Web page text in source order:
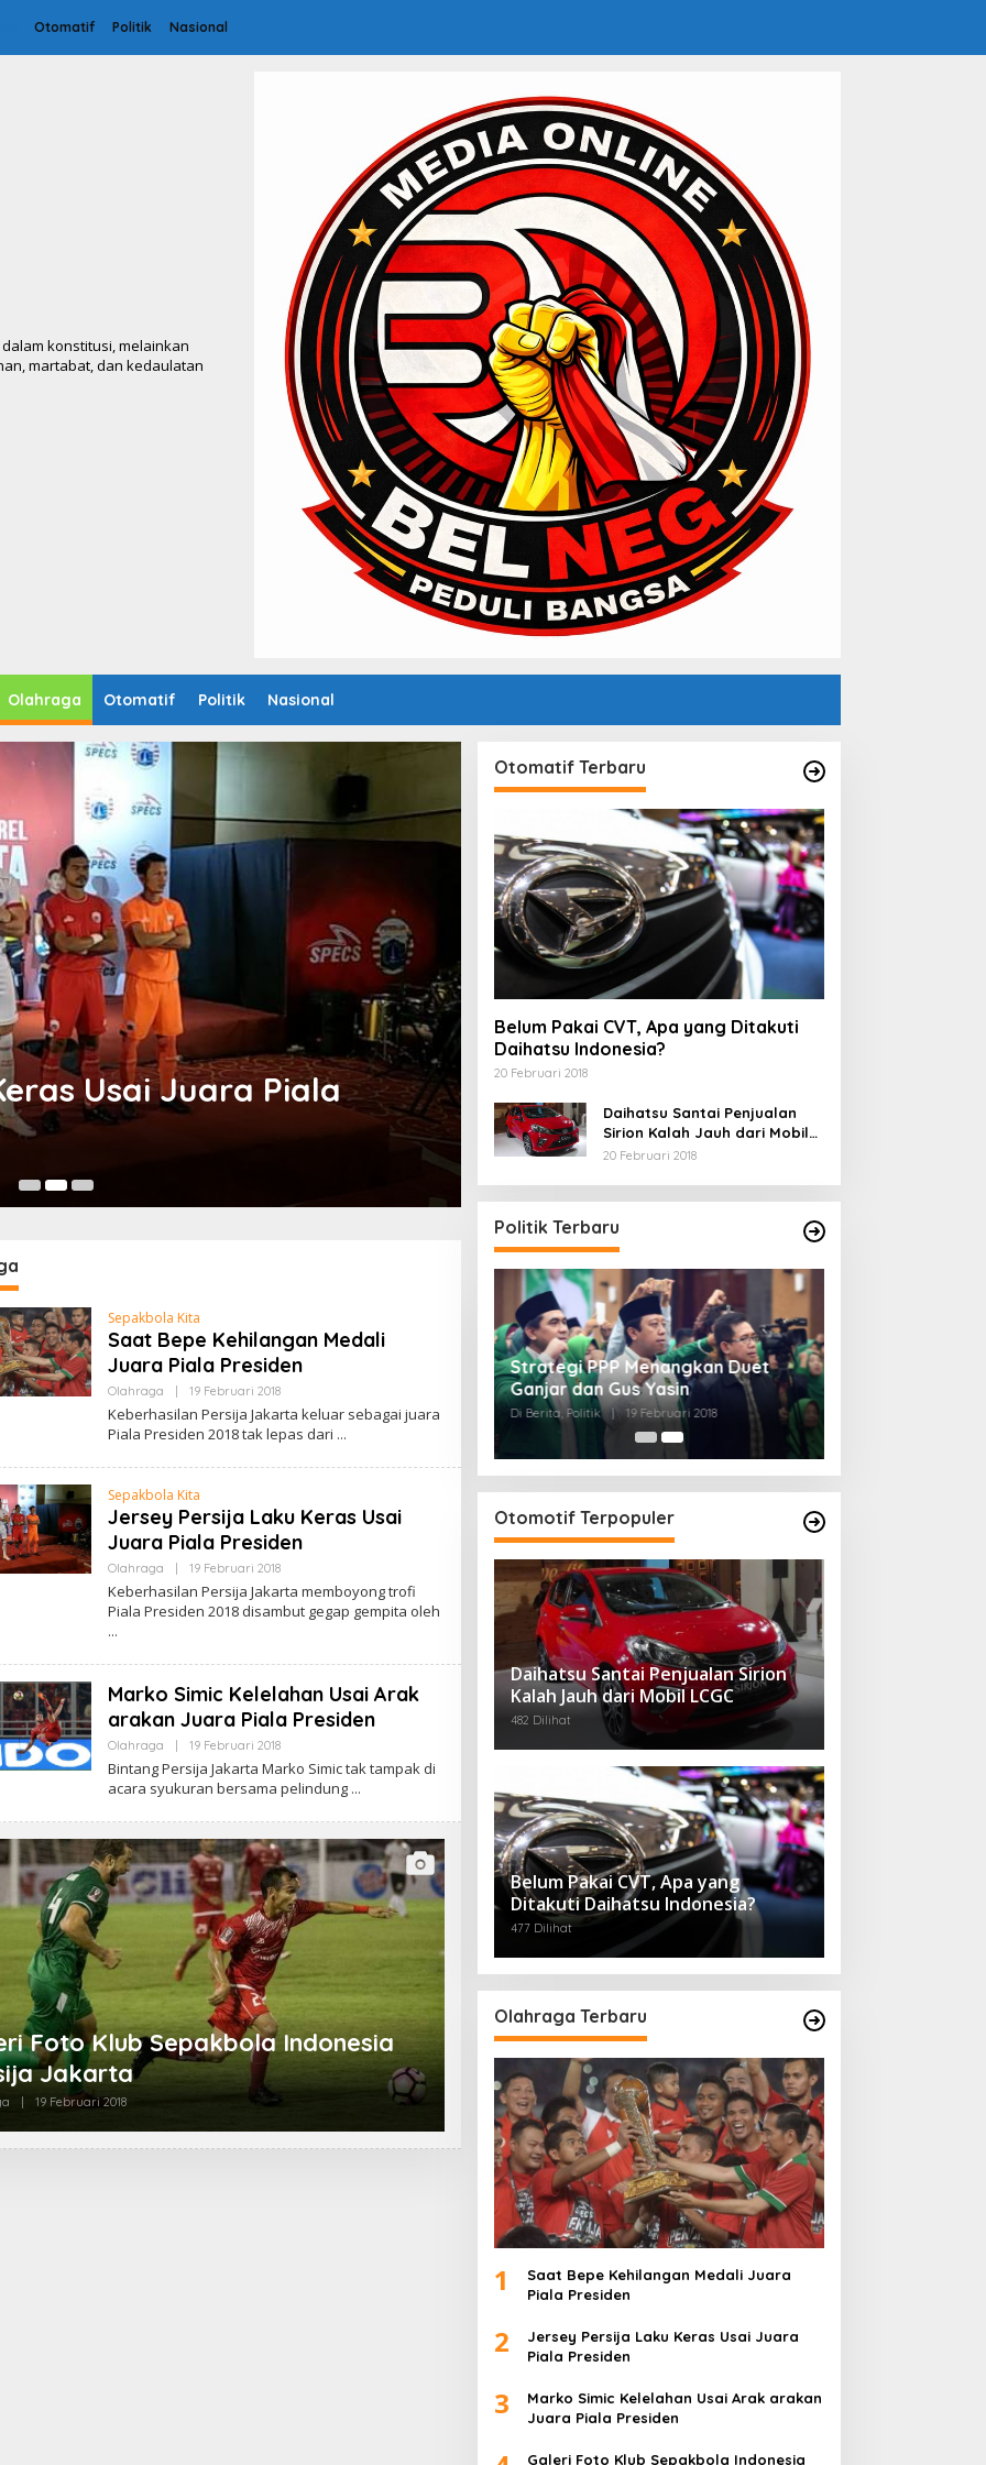
Otomatif Politik Nasional
konstitusi, melainkan
martabat, dan kedaulatan
Olahraga Otomatif Politik Nasional
Usai Juara Piala
Olahraga
Marko Simic Kelelahan Usai
Piala Presiden
19 Februari 2018
Sepakbola Kita
Saat Bepe Kehilangan Medali
Juara Piala Presiden
Olahraga 19 Februari 2018O
E
H
D
N
Keberhasilan Persija Jakarta keluar sebagai juara
Piala Presiden 2018 tak lepas dari
Sepakbola Kita
Jersey Persija Laku Keras Usai
Juara Piala Presiden
Olahraga 19 Februari 2018O
E
H
M
N
Keberhasilan Persija Jakarta memboyong trofi
Piala Presiden 2018 disambut gegap gempita oleh
Marko Simic Kelelahan Usai Arak
arakan Juara Piala Presiden
Olahraga 19 Februari 2018O
E
H
D
M
I
N
Bintang Persija Jakarta Marko Simic tak tampak di
acara syukuran bersama pelindung
Foto Klub Sepakbola Indonesia
Jakarta
| 19 Februari 2018O
E
H
Otomatif Terbaru
Belum Pakai CVT, Apa yang Ditakuti
Daihatsu Indonesia?
20 Februari 2018
Daihatsu Santai Penjualan
Sirion Kalah Jauh dari Mobil
LCGC
20 Februari 2018
Politik Terbaru
Ini Dia Hubungan Partai Garuda
dengan Gerindra
Di Berita, Politik | 19 Februari 2018
Strategi PPP Menangkan Duet
Ganjar dan Gus Yasin
Di Berita, Politik | 19 Februari 2018
Otomotif Terpopuler
Daihatsu Santai Penjualan Sirion
Kalah Jauh dari Mobil LCGC
482 Dilihat
Belum Pakai CVT, Apa yang
Ditakuti Daihatsu Indonesia?
477 Dilihat
Olahraga Terbaru
1
Saat Bepe Kehilangan Medali Juara
Piala Presiden
2
Jersey Persija Laku Keras Usai Juara
Piala Presiden
3
Marko Simic Kelelahan Usai Arak arakan
Juara Piala Presiden
Galeri Foto Klub Sepakbola Indonesia